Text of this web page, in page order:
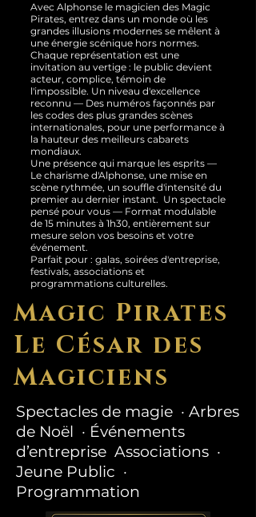
Avec Alphonse le magicien des Magic
Pirates, entrez dans un monde où les
grandes illusions modernes se mêlent à
une énergie scénique hors normes.
Chaque représentation est une
invitation au vertige : le public devient
acteur, complice, témoin de
l'impossible. Un niveau d'excellence
reconnu — Des numéros façonnés par
les codes des plus grandes scènes
internationales, pour une performance à
la hauteur des meilleurs cabarets
mondiaux.
Une présence qui marque les esprits —
Le charisme d'Alphonse, une mise en
scène rythmée, un souffle d'intensité du
premier au dernier instant. Un spectacle
pensé pour vous — Format modulable
de 15 minutes à 1h30, entièrement sur
mesure selon vos besoins et votre
événement.
Parfait pour : galas, soirées d'entreprise,
festivals, associations et
programmations culturelles.
Magic Pirates
Le César des
Magiciens
Spectacles de magie · Arbres
de Noël · Événements
d’entreprise Associations ·
Jeune Public ·
Programmation